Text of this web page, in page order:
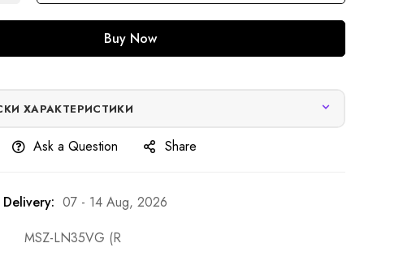
Buy Now
ХАРАКТЕРИСТИКИ
Ask a Question Share
07 - 14 Aug, 2026
MSZ-LN35VG (R